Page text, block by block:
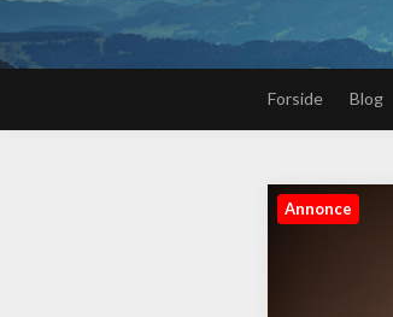
Forside Blog
Annonce